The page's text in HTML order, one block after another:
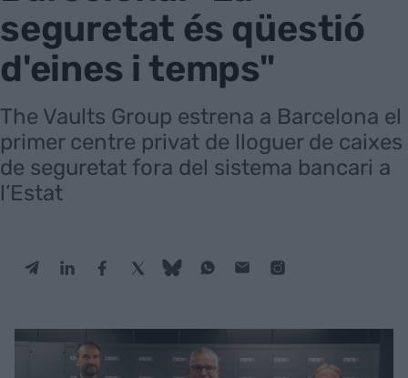
seguretat és qüestió
d'eines i temps"
The Vaults Group estrena a Barcelona el
primer centre privat de lloguer de caixes
de seguretat fora del sistema bancari a
l’Estat